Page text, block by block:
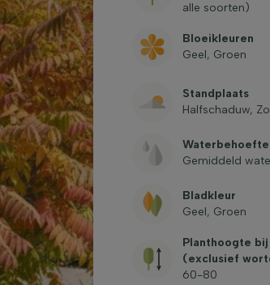
alle soorten)
Bloeikleuren
Geel, Groen
Standplaats
Halfschaduw,
Waterbehoefte
Gemiddeld
Bladkleur
Geel, Groen
Planthoogte
(exclusief
60-80